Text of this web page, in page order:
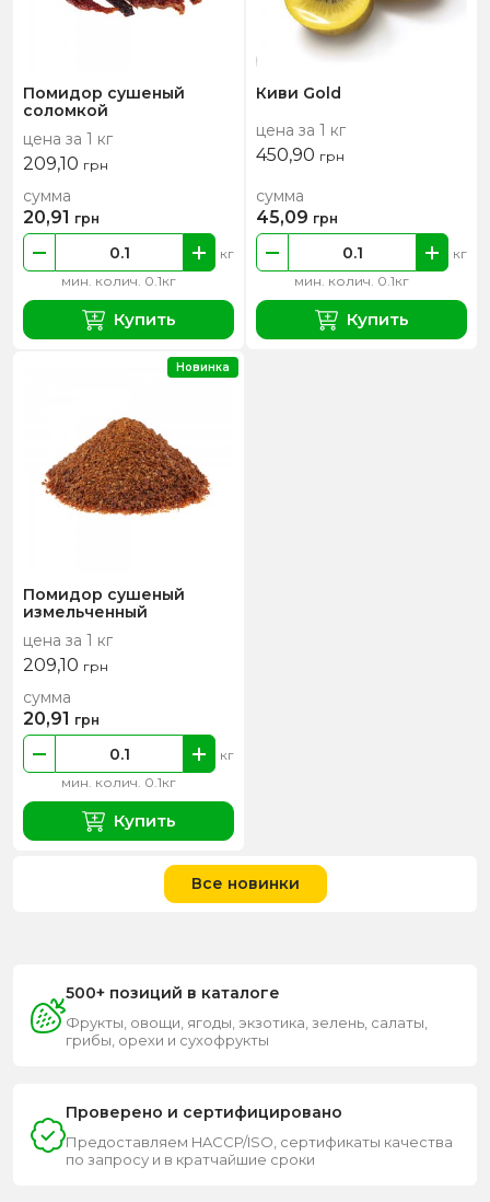
Помидор сушеный
соломкой
цена за 1 кг
209,10 грн
мин. колич. 0.1кг
кг
сумма
20,91 грн
Купить
Киви Gold
цена за 1 кг
450,90 грн
мин. колич. 0.1кг
кг
сумма
45,09 грн
Купить
Помидор сушеный
измельченный
цена за 1 кг
209,10 грн
мин. колич. 0.1кг
кг
сумма
20,91 грн
Купить
Новинка
Все новинки
500+ позиций в каталоге
Фрукты, овощи, ягоды, экзотика, зелень, салаты,
грибы, орехи и сухофрукты
Проверено и сертифицировано
Предоставляем HACCP/ISO, сертификаты качества
по запросу и в кратчайшие сроки